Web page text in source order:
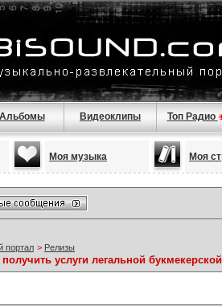
Альбомы Видеоклипы Топ Радио
Моя музыка Моя
портал > Релизы
услуги легальной